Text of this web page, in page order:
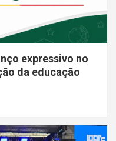
expressivo no
da educação